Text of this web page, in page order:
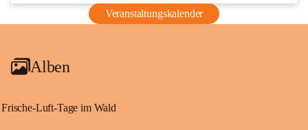
Veranstaltungskalender
Alben
Frische-Luft-Tage im Wald